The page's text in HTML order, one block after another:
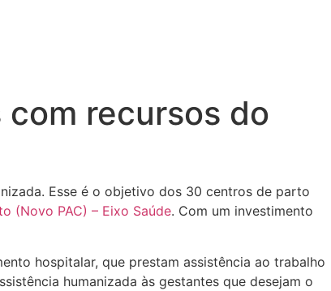
recursos do
Esse é o objetivo dos 30 centros de parto
(Novo PAC) – Eixo Saúde. Com um investimento
hospitalar, que prestam assistência ao trabalho
humanizada às gestantes que desejam o